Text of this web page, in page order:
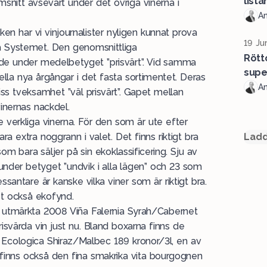
avsevärt under det övriga vinerna i
har vi vinjournalister nyligen kunnat prova
Den genomsnittliga
under medelbetyget ”prisvärt”. Vid samma
nya årgångar i det fasta sortimentet. Deras
tveksamhet ”väl prisvärt”. Gapet mellan
nackdel.
vinerna. För den som är ute efter
extra noggrann i valet. Det finns riktigt bra
bara säljer på sin ekoklassificering. Sju av
betyget ”undvik i alla lägen” och 23 som
är kanske vilka viner som är riktigt bra.
också ekofynd.
2008 Viña Falernia Syrah/Cabernet
vin just nu. Bland boxarna finns de
Shiraz/Malbec 189 kronor/3l, en av
också den fina smakrika vita bourgognen
19